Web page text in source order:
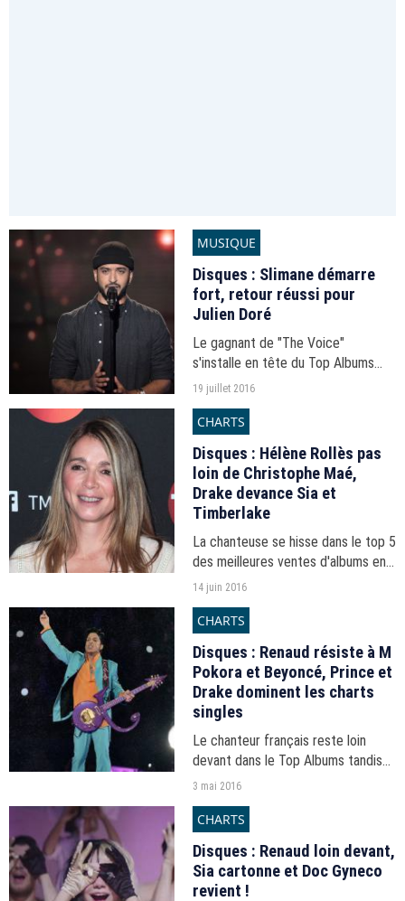
MUSIQUE
Disques : Slimane démarre
fort, retour réussi pour
Julien Doré
Le gagnant de "The Voice"
s'installe en tête du Top Albums
tandis que le nouveau single de
des ventes.
19 juillet 2016
CHARTS
Disques : Hélène Rollès pas
loin de Christophe Maé,
Drake devance Sia et
Timberlake
La chanteuse se hisse dans le top 5
des meilleures ventes d'albums en
France avec son neuvième disque.
14 juin 2016
CHARTS
Disques : Renaud résiste à M
Pokora et Beyoncé, Prince et
Drake dominent les charts
singles
Le chanteur français reste loin
devant dans le Top Albums tandis
que, côté singles, la disparition de
3 mai 2016
CHARTS
Disques : Renaud loin devant,
Sia cartonne et Doc Gyneco
revient !